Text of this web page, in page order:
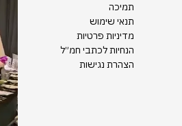
תמיכה
תנאי שימוש
מדיניות פרטיות
הנחיות לכתבי חמ״ל
הצהרת נגישות